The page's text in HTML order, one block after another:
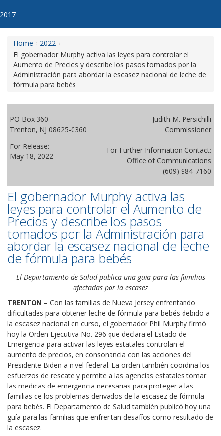
2017
Home
2022
El gobernador Murphy activa las leyes para controlar el
Aumento de Precios y describe los pasos tomados por la
Administración para abordar la escasez nacional de leche de
fórmula para bebés
PO Box 360
Trenton, NJ 08625-0360
For Release:
May 18, 2022
Judith M. Persichilli
Commissioner
For Further Information Contact:
Office of Communications
(609) 984-7160
El gobernador Murphy activa las
leyes para controlar el Aumento de
Precios y describe los pasos
tomados por la Administración para
abordar la escasez nacional de leche
de fórmula para bebés
El Departamento de Salud publica una guía para las familias
afectadas por la escasez
TRENTON – Con las familias de Nueva Jersey enfrentando
dificultades para obtener leche de fórmula para bebés debido a
la escasez nacional en curso, el gobernador Phil Murphy firmó
hoy la Orden Ejecutiva No. 296 que declara el Estado de
Emergencia para activar las leyes estatales controlan el
aumento de precios, en consonancia con las acciones del
Presidente Biden a nivel federal. La orden también coordina los
esfuerzos de rescate y permite a las agencias estatales tomar
las medidas de emergencia necesarias para proteger a las
familias de los problemas derivados de la escasez de fórmula
para bebés. El Departamento de Salud también publicó hoy una
guía para las familias que enfrentan desafíos como resultado de
la escasez.